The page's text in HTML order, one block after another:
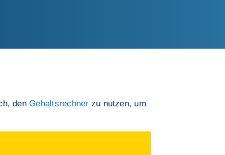
denGehaltsrechner zu nutzen, um